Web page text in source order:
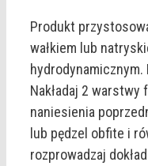
Produkt
wałkiem lub
Nakładaj 2 warstwy
naniesienia
lub pędzel obfite i
rozprowadzaj